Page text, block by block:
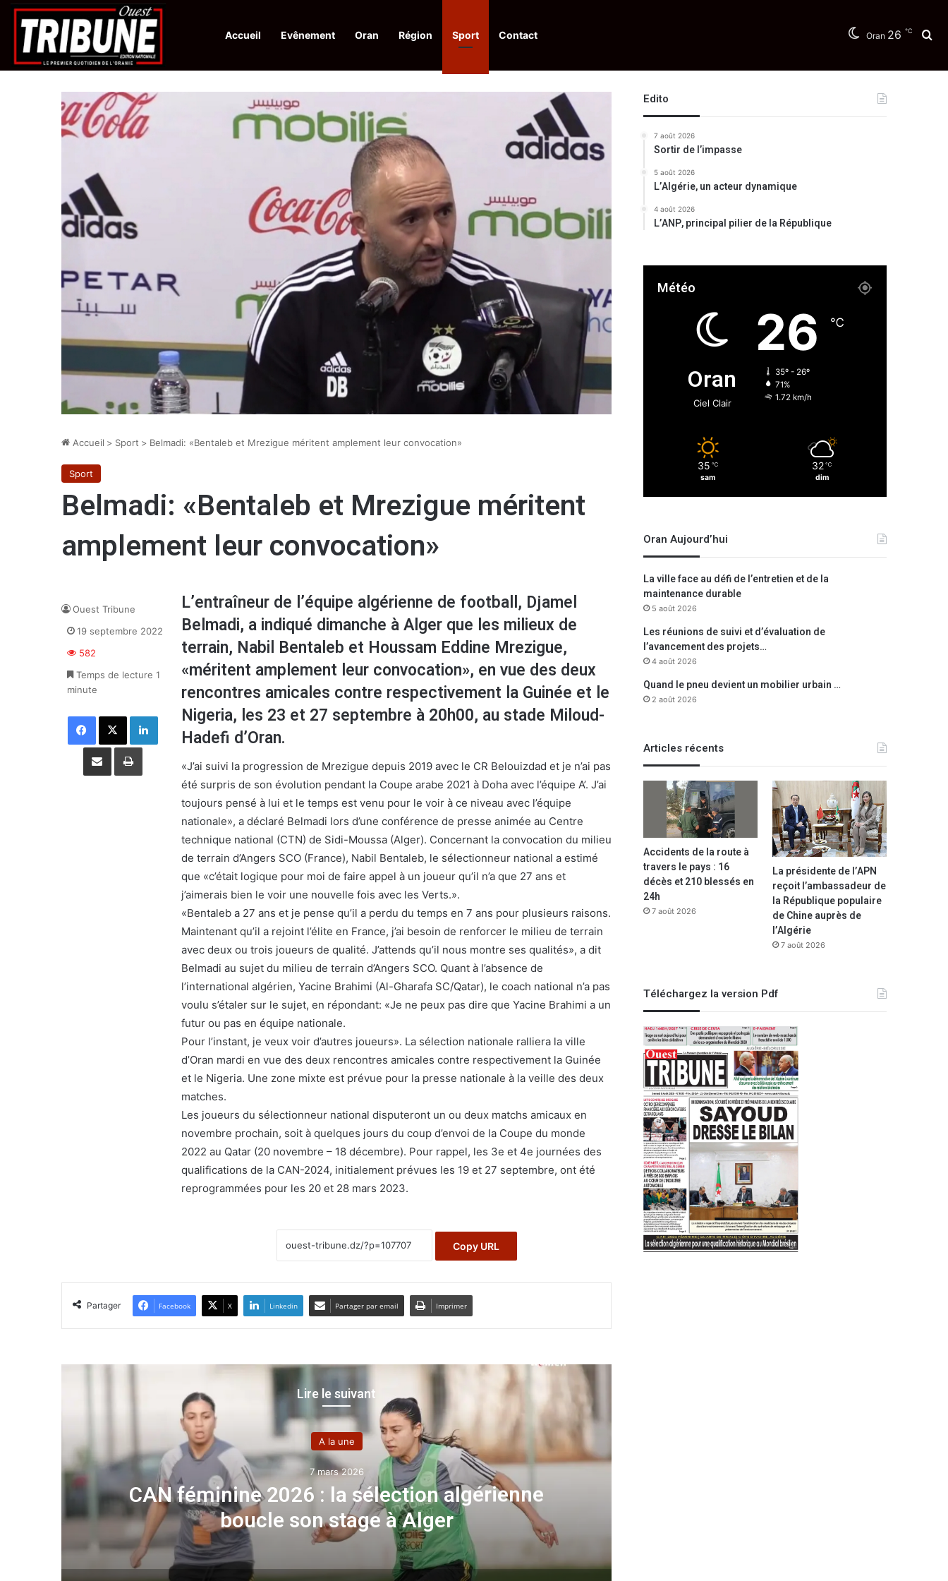
Accueil Evênement Oran Région Sport Contact Oran 26 ℃
Infos en Direct: Lutte contre les drogues : octroi de récompenses financières aux dénonciateurs de trafiquants
Accueil > Sport > Belmadi: «Bentaleb et Mrezigue méritent amplement leur convocation»
Sport
Belmadi: «Bentaleb et Mrezigue méritent
amplement leur convocation»
L’entraîneur de l’équipe algérienne de football, Djamel
Belmadi, a indiqué dimanche à Alger que les milieux de
terrain, Nabil Bentaleb et Houssam Eddine Mrezigue,
«méritent amplement leur convocation», en vue des deux
rencontres amicales contre respectivement la Guinée et le
Nigeria, les 23 et 27 septembre à 20h00, au stade Miloud-
Hadefi d’Oran.
«J’ai suivi la progression de Mrezigue depuis 2019 avec le CR Belouizdad et je n’ai pas
été surpris de son évolution pendant la Coupe arabe 2021 à Doha avec l’équipe A’. J’ai
toujours pensé à lui et le temps est venu pour le voir à ce niveau avec l’équipe
nationale», a déclaré Belmadi lors d’une conférence de presse animée au Centre
technique national (CTN) de Sidi-Moussa (Alger). Concernant la convocation du milieu
de terrain d’Angers SCO (France), Nabil Bentaleb, le sélectionneur national a estimé
que «c’était logique pour moi de faire appel à un joueur qu’il n’a que 27 ans et
j’aimerais bien le voir une nouvelle fois avec les Verts.».
«Bentaleb a 27 ans et je pense qu’il a perdu du temps en 7 ans pour plusieurs raisons.
Maintenant qu’il a rejoint l’élite en France, j’ai besoin de renforcer le milieu de terrain
avec deux ou trois joueurs de qualité. J’attends qu’il nous montre ses qualités», a dit
Belmadi au sujet du milieu de terrain d’Angers SCO. Quant à l’absence de
l’international algérien, Yacine Brahimi (Al-Gharafa SC/Qatar), le coach national n’a pas
voulu s’étaler sur le sujet, en répondant: «Je ne peux pas dire que Yacine Brahimi a un
futur ou pas en équipe nationale.
Pour l’instant, je veux voir d’autres joueurs». La sélection nationale ralliera la ville
d’Oran mardi en vue des deux rencontres amicales contre respectivement la Guinée
et le Nigeria. Une zone mixte est prévue pour la presse nationale à la veille des deux
matches.
Les joueurs du sélectionneur national disputeront un ou deux matchs amicaux en
novembre prochain, soit à quelques jours du coup d’envoi de la Coupe du monde
2022 au Qatar (20 novembre – 18 décembre). Pour rappel, les 3e et 4e journées des
qualifications de la CAN-2024, initialement prévues les 19 et 27 septembre, ont été
reprogrammées pour les 20 et 28 mars 2023.
Copy URL
Ouest Tribune
19 septembre 2022
582
Temps de lecture 1
minute
Facebook X Linkedin
Partager par email Imprimer
Partager Facebook X Linkedin Partager par email Imprimer
Lire le suivant
A la une
31 janvier 2023
CHAN 2022 (demi-finales) : l’Algérie surclasse le
Niger (5-0) et file en Finale
Edito
7 août 2026
Sortir de l’impasse
5 août 2026
L’Algérie, un acteur dynamique
4 août 2026
L’ANP, principal pilier de la République
Météo
Oran
Ciel Clair
26 ℃
35º - 26º
71%
1.72 km/h
35 ℃
sam
32 ℃
dim
Oran Aujourd’hui
La ville face au défi de l’entretien et de la
maintenance durable
5 août 2026
Les réunions de suivi et d’évaluation de
l’avancement des projets…
4 août 2026
Quand le pneu devient un mobilier urbain …
2 août 2026
Articles récents
Accidents de la route à
travers le pays : 16
décès et 210 blessés en
24h
7 août 2026
La présidente de l’APN
reçoit l’ambassadeur de
la République populaire
de Chine auprès de
l’Algérie
7 août 2026
Téléchargez la version Pdf